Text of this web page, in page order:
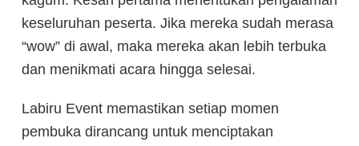
keseluruhan peserta. Jika mereka sudah merasa
“wow” di awal, maka mereka akan lebih terbuka
dan menikmati acara hingga selesai.
Labiru Event memastikan setiap momen
pembuka dirancang untuk menciptakan